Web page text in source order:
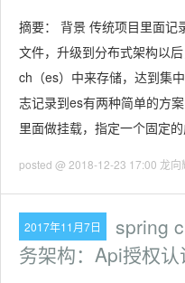
摘要： 背景 传统项目里面记
文件，升级到分布式架构以
ch（es）中来存储，达到集
志记录到es有两种简单的方
里面做挂载，指定一个固定
posted @ 2018-12-23 17:00 龙向
2017年11月7日
spring
务架构：Api授权认